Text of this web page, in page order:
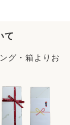
て
グ・箱よりお